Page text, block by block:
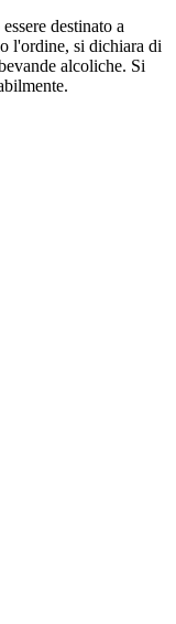
destinato a
l'ordine, si dichiara di
alcoliche. Si